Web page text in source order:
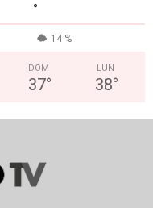
°
14 %
DOM
37°
LUN
38°